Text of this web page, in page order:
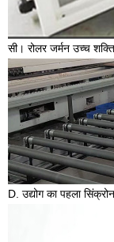
सी। रोलर जर्मन उच्च
D. उद्योग का पहला